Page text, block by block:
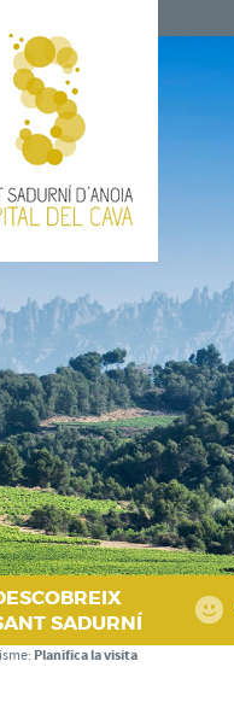
SADURNÍ
: Planifica la visita